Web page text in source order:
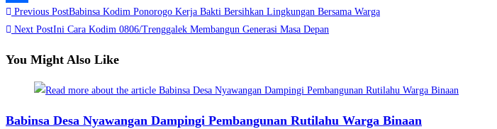
Share
Read
more
articles
Previous PostBabinsa Kodim Ponorogo Kerja Bakti Bersihkan Lingkungan Bersama Warga
Next PostIni Cara Kodim 0806/Trenggalek Membangun Generasi Masa Depan
You Might Also Like
Babinsa Desa Nyawangan Dampingi Pembangunan Rutilahu Warga Binaan